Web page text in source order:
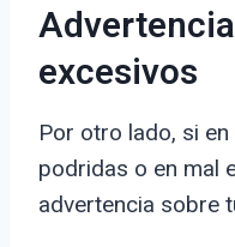
excesivos
Por otro lado, si
podridas o en mal
advertencia sobre